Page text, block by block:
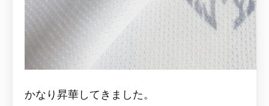
かなり昇華してきました。